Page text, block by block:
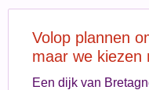
Volop plannen
maar we kiezen
Een dijk van